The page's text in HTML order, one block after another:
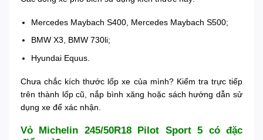
Mercedes Maybach S400, Mercedes Maybach S500;
BMW X3, BMW 730li;
Hyundai Equus.
Chưa chắc kích thước lốp xe của mình? Kiểm tra trực tiếp
trên thành lốp cũ, nắp bình xăng hoặc sách hướng dẫn sử
dụng xe để xác nhận.
Vỏ Michelin 245/50R18 Pilot Sport 5 có đặc